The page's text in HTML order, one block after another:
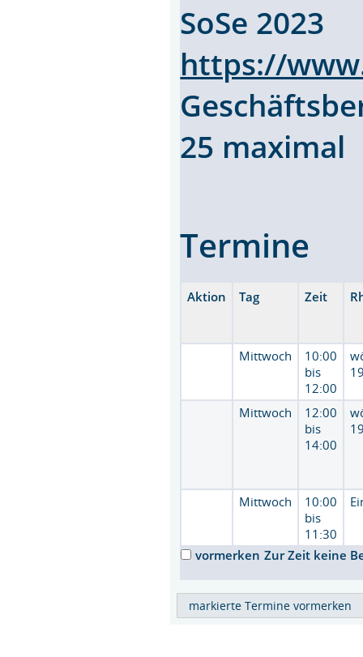
SoSe
https://
25
Termine
Aktion Tag Zeit
Mittwoch
10:00
bis
12:00
Mittwoch
12:00
bis
14:00
Mittwoch
10:00
bis
11:30
vormerken Zur Zeit keine